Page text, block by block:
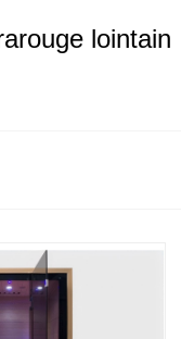
lointain